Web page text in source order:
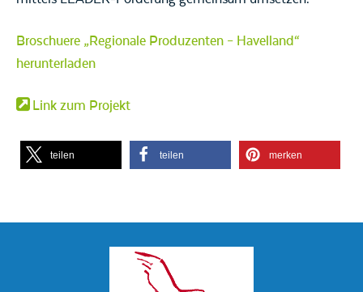
Broschuere „Regionale Produzenten – Havelland“
herunterladen
Link zum Projekt
teilen teilen merken